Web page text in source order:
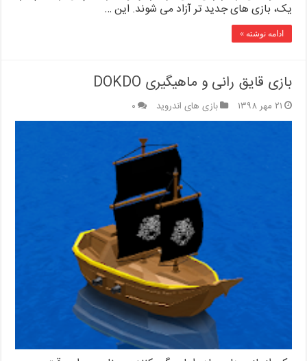
یک، بازی های جدید تر آزاد می شوند. این …
ادامه نوشته »
بازی قایق رانی و ماهیگیری DOKDO
۲۱ مهر ۱۳۹۸ بازی های اندروید ۰